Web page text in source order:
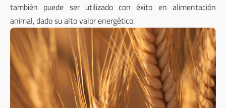
también puede ser utilizado con éxito en alimentación
animal, dado su alto valor energético.